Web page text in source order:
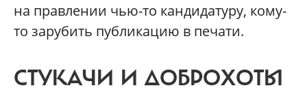
на правлении чью-то кандидатуру, кому-
то зарубить публикацию в печати.
СТУКАЧИ И ДОБРОХОТЫ